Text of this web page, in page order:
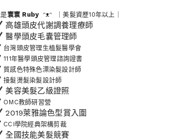
寰寰 Ruby ᵔᴥᵔ ｜美髮資歷10年以上｜
高雄頭皮代謝調養理療師
醫學頭皮毛囊管理師
台灣頭皮管理生植髮醫學會
111年醫學頭皮管理諮詢證書
質感色特殊色漂染髮設計師
接髮燙髮染髮設計師
美容美髮乙級證照
OMC教師研習營
2019萊雅論色型賞入圍
CCI學院經典架構剪裁
全國技能美髮競賽